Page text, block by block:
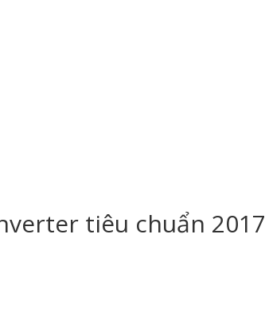
tiêu chuẩn 2017